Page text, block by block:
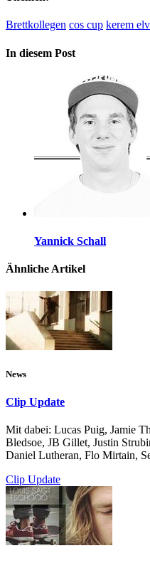
Brettkollegen cos cup kerem
In diesem Post
Yannick Schall
Ähnliche Artikel
News
Clip Update
Mit dabei: Lucas Puig, Jamie
Bledsoe, JB Gillet, Justin
Daniel Lutheran, Flo Mirtain,
Clip Update